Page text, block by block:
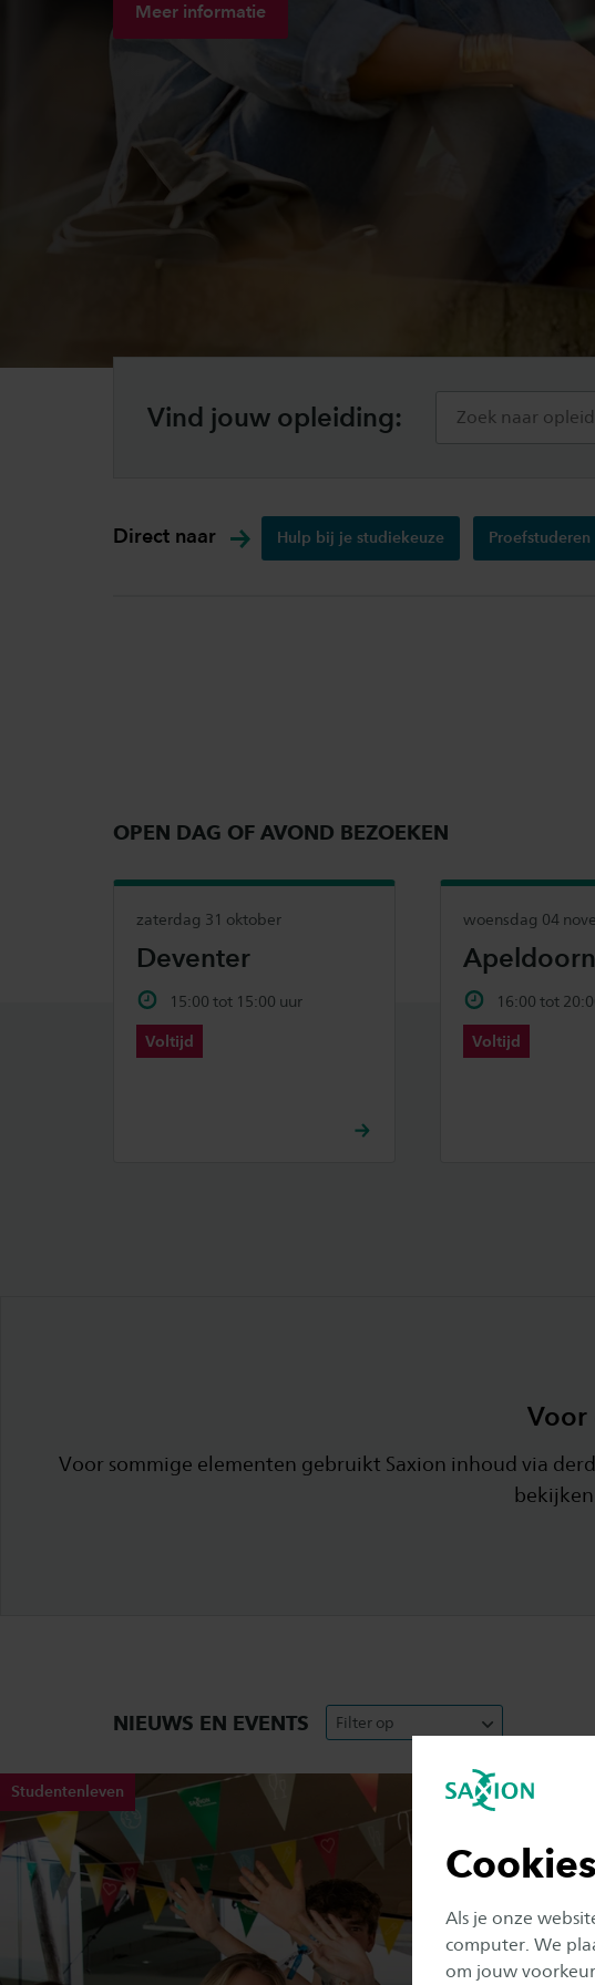
Als je onze
computer. We
om jouw
Meer informatie
Vind jouw opleiding:
Direct naar Hulp bij je studiekeuze Proefstuderen
OPEN DAG OF AVOND BEZOEKEN
zaterdag 31 oktober
Deventer
15:00 tot 15:00 uur
Voltijd
woensdag 04
Apeldoorn
16:00 tot
Voltijd
Voor
Voor sommige elementen gebruikt Saxion inhoud via
NIEUWS EN EVENTS Filter op
Studentenleven